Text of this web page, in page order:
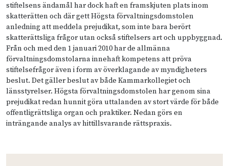
stiftelsens ändamål har dock haft en framskjuten plats inom
skatterätten och där gett Högsta förvaltningsdomstolen
anledning att meddela prejudikat, som inte bara berört
skatterättsliga frågor utan också stiftelsers art och uppbyggnad.
Från och med den 1 januari 2010 har de allmänna
förvaltningsdomstolarna innehaft kompetens att pröva
stiftelsefrågor även i form av överklagande av myndigheters
beslut. Det gäller beslut av både Kammarkollegiet och
länsstyrelser. Högsta förvaltningsdomstolen har genom sina
prejudikat redan hunnit göra uttalanden av stort värde för både
offentligrättsliga organ och praktiker. Nedan görs en
inträngande analys av hittillsvarande rättspraxis.